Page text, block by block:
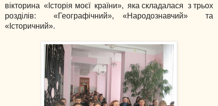
вікторина «Історія моєї країни», яка складалася з трьох
розділів: «Географічний», «Народознавчий» та
«Історичний».